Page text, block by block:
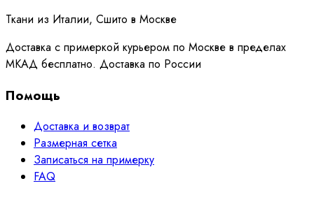
Ткани из Италии, Сшито в Москве
Доставка с примеркой курьером по Москве в пределах
МКАД бесплатно. Доставка по России
Помощь
Доставка и возврат
Размерная сетка
Записаться на примерку
FAQ